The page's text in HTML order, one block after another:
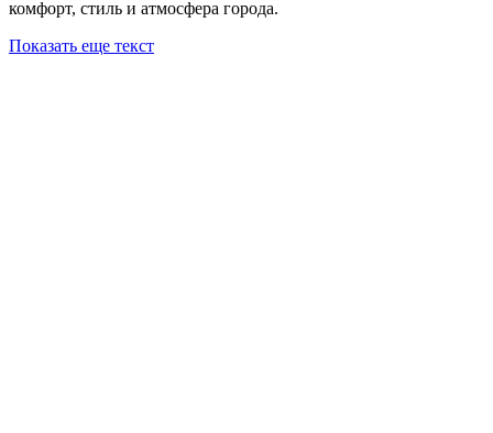
комфорт, стиль и атмосфера города.
Показать еще текст